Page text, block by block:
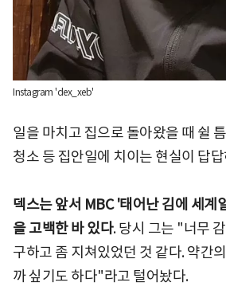
Instagram 'dex_xeb'
일을 마치고 집으로 돌아왔을 때 쉴
청소 등 집안일에 치이는 현실이 답
덱스는 앞서 MBC '태어난 김에 세계
을 고백한 바 있다. 당시 그는 "너무
구하고 좀 지쳐있었던 것 같다. 약간
까 싶기도 하다"라고 털어놨다.